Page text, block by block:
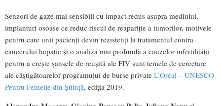
Senzori de gaze mai sensibili cu impact redus asupra mediului,
implanturi osoase ce reduc riscul de reapariție a tumorilor, motivele
pentru care unii pacienți devin rezistenți la tratamentul contra
cancerului hepatic și o analiză mai profundă a cauzelor infertilității
pentru a crește șansele de reușită ale FIV sunt temele de cercetare
ale câștigătoarelor programului de burse private L’Oréal – UNESCO
Pentru Femeile din Știință, ediția 2019.